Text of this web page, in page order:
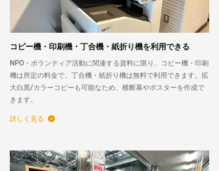
コピー機・印刷機・丁合機・紙折り機を利用できる
NPO・ボランティア活動に関連する資料に限り、コピー機・印刷
機は所定の料金で、丁合機・紙折り機は無料で利用できます。拡
大白黒/カラーコピーも可能なため、横断幕やポスターを作成で
きます。
詳しく見る